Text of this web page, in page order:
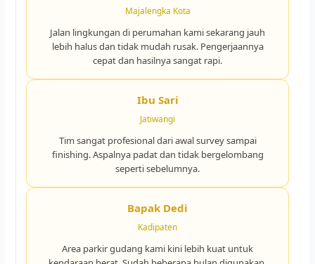
Majalengka Kota
Jalan lingkungan di perumahan kami sekarang jauh
lebih halus dan tidak mudah rusak. Pengerjaannya
cepat dan hasilnya sangat rapi.
Ibu Sari
Jatiwangi
Tim sangat profesional dari awal survey sampai
finishing. Aspalnya padat dan tidak bergelombang
seperti sebelumnya.
Bapak Dedi
Kadipaten
Area parkir gudang kami kini lebih kuat untuk